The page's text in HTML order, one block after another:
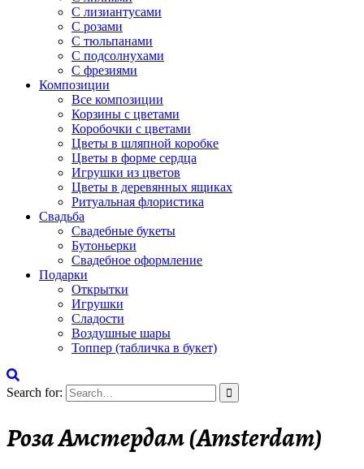
С лизиантусами
С розами
С тюльпанами
С подсолнухами
С фрезиями
Композиции
Все композиции
Корзины с цветами
Коробочки с цветами
Цветы в шляпной коробке
Цветы в форме сердца
Игрушки из цветов
Цветы в деревянных ящиках
Ритуальная флористика
Свадьба
Свадебные букеты
Бутоньерки
Свадебное оформление
Подарки
Открытки
Игрушки
Сладости
Воздушные шары
Топпер (табличка в букет)
Search for:
Роза Амстердам (Amsterdam)